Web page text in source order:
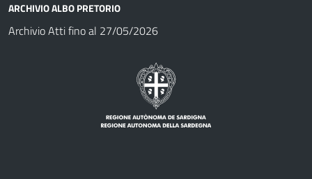
ARCHIVIO ALBO PRETORIO
Archivio Atti fino al 27/05/2026